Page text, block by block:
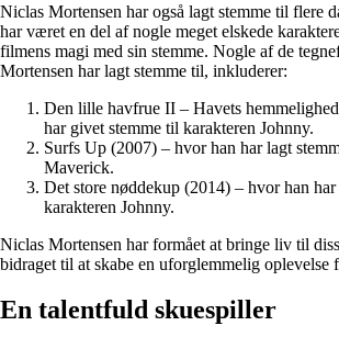
Niclas Mortensen har også lagt stemme til flere
har været en del af nogle meget elskede
filmens magi med sin stemme. Nogle af de
Mortensen har lagt stemme til, inkluderer:
Den lille havfrue II – Havets
har givet stemme til karakteren Johnny.
Surfs Up (2007) – hvor han har lagt
Maverick.
Det store nøddekup (2014) – hvor han
karakteren Johnny.
Niclas Mortensen har formået at bringe liv til
bidraget til at skabe en uforglemmelig oplevelse
En talentfuld skuespiller